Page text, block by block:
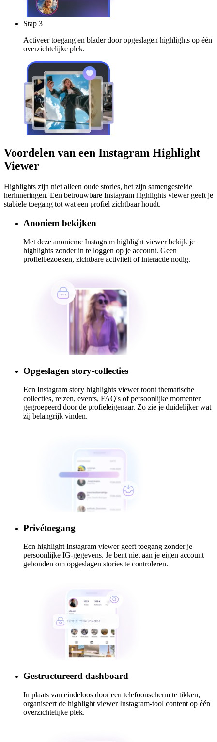
Stap 3
Activeer toegang en blader door opgeslagen highlights op één
overzichtelijke plek.
Voordelen van een Instagram Highlight
Viewer
Highlights zijn niet alleen oude stories, het zijn samengestelde
herinneringen. Een betrouwbare Instagram highlights viewer geeft je
stabiele toegang tot wat een profiel zichtbaar houdt.
Anoniem bekijken
Met deze anonieme Instagram highlight viewer bekijk je
highlights zonder in te loggen op je account. Geen
profielbezoeken, zichtbare activiteit of interactie nodig.
Opgeslagen story-collecties
Een Instagram story highlights viewer toont thematische
collecties, reizen, events, FAQ's of persoonlijke momenten
gegroepeerd door de profieleigenaar. Zo zie je duidelijker wat
zij belangrijk vinden.
Privétoegang
Een highlight Instagram viewer geeft toegang zonder je
persoonlijke IG-gegevens. Je bent niet aan je eigen account
gebonden om opgeslagen stories te controleren.
Gestructureerd dashboard
In plaats van eindeloos door een telefoonscherm te tikken,
organiseert de highlight viewer Instagram-tool content op één
overzichtelijke plek.